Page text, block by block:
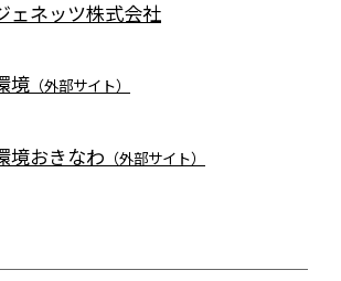
ェネッツ株式会社
境 （外部サイト）
境おきなわ （外部サイト）